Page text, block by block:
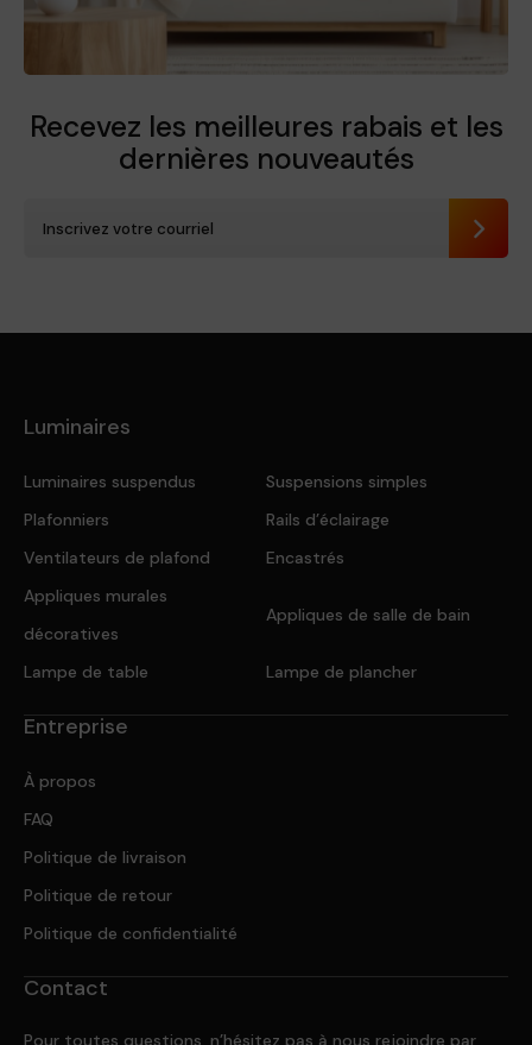
Recevez les meilleures rabais et les
dernières nouveautés
Luminaires
Luminaires suspendus
Suspensions simples
Plafonniers
Rails d’éclairage
Ventilateurs de plafond
Encastrés
Appliques murales
décoratives
Appliques de salle de bain
Lampe de table Lampe de plancher
Entreprise
À propos
FAQ
Politique de livraison
Politique de retour
Politique de confidentialité
Contact
Pour toutes questions, n’hésitez pas à nous rejoindre par